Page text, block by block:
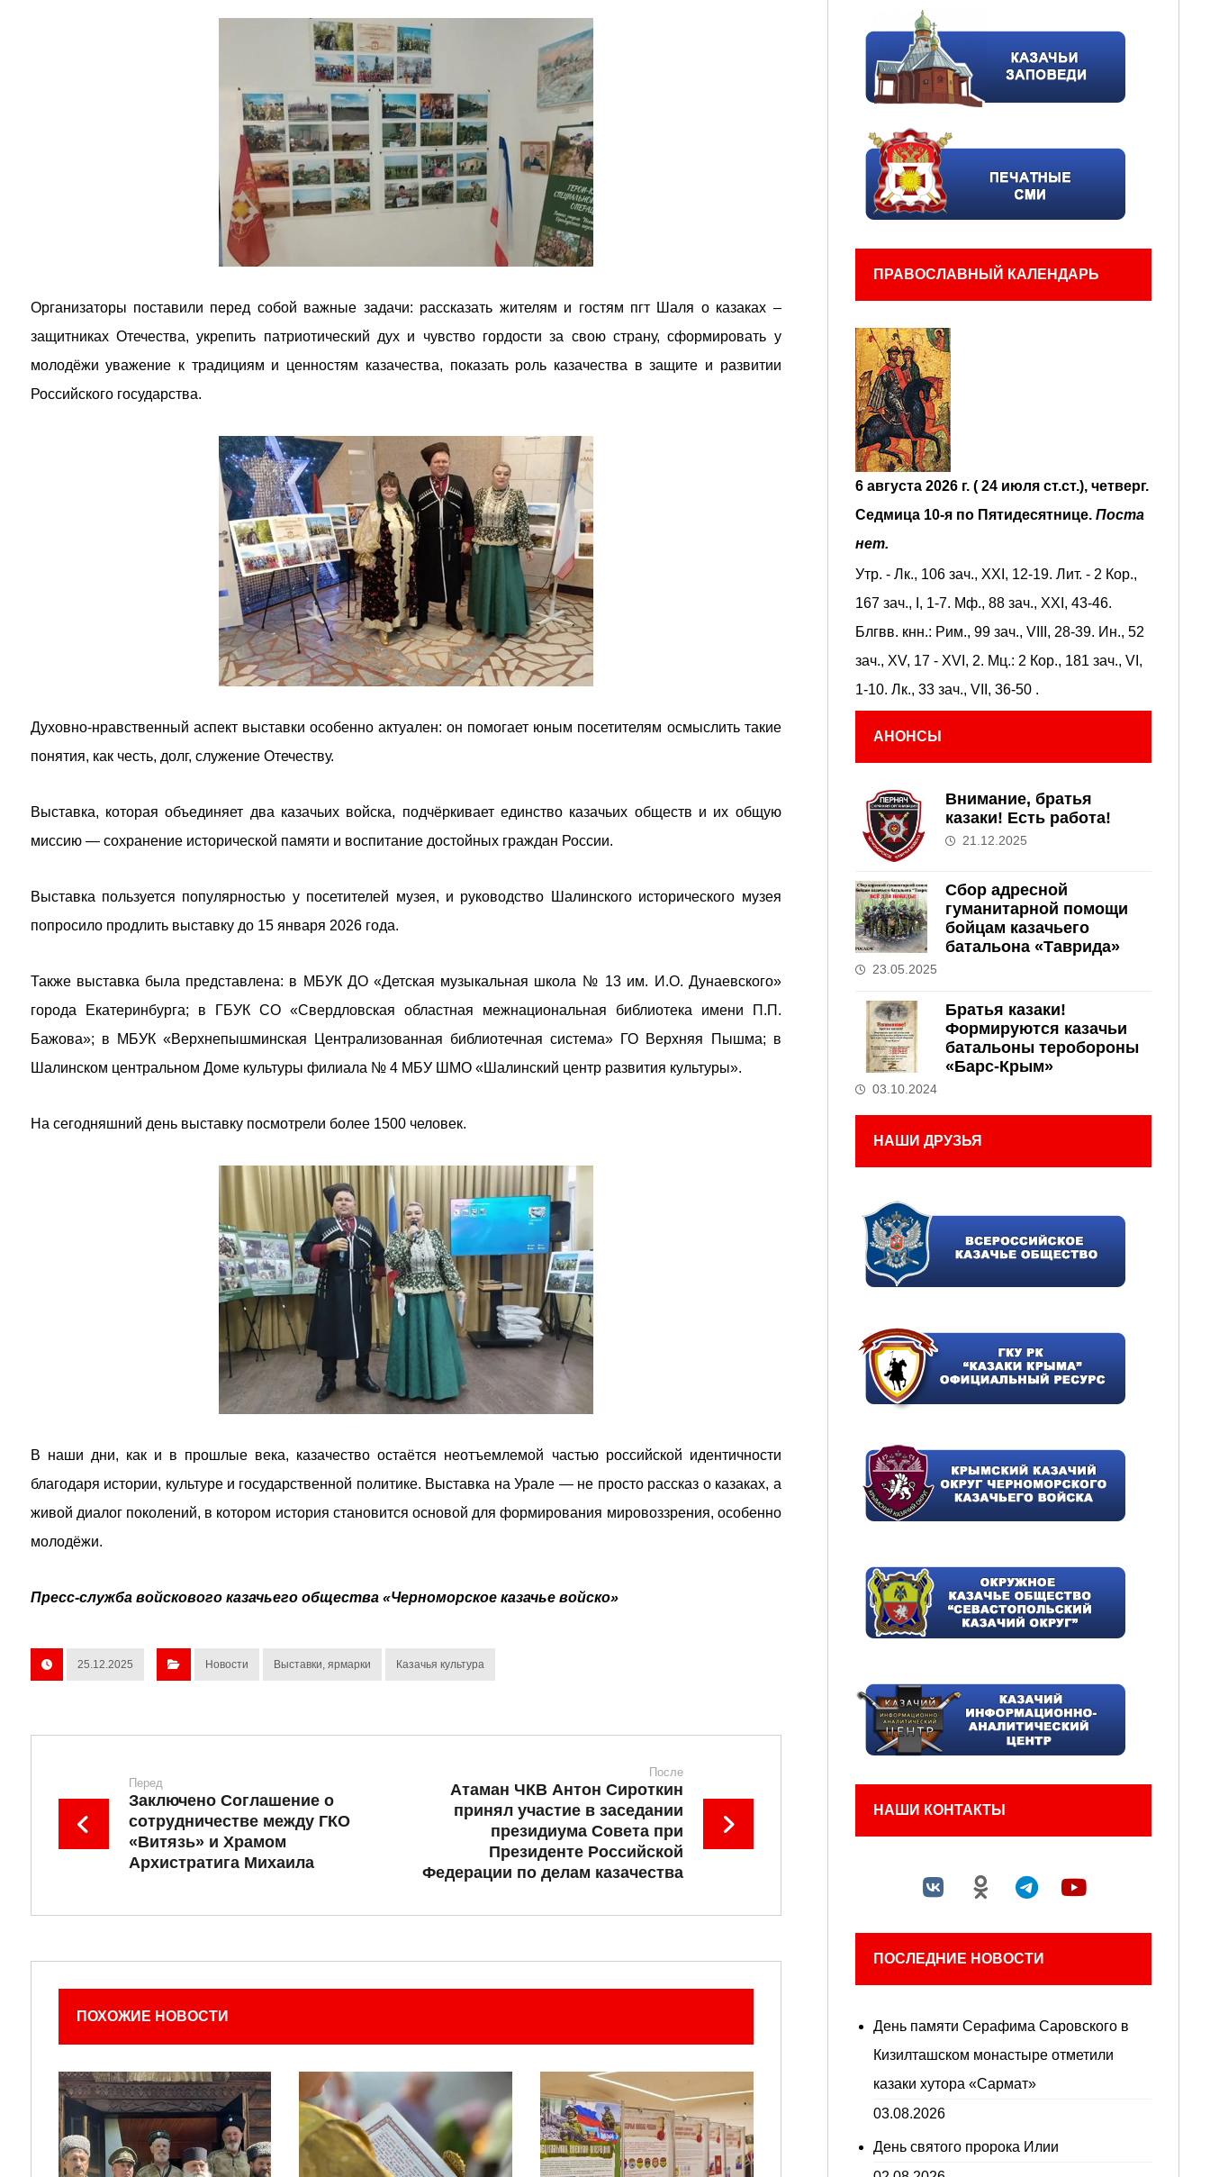
Организаторы поставили перед собой важные задачи: рассказать жителям и гостям пгт Шаля о казаках –
защитниках Отечества, укрепить патриотический дух и чувство гордости за свою страну, сформировать у
молодёжи уважение к традициям и ценностям казачества, показать роль казачества в защите и развитии
Российского государства.
Духовно-нравственный аспект выставки особенно актуален: он помогает юным посетителям осмыслить такие
понятия, как честь, долг, служение Отечеству.
Выставка, которая объединяет два казачьих войска, подчёркивает единство казачьих обществ и их общую
миссию — сохранение исторической памяти и воспитание достойных граждан России.
Выставка пользуется популярностью у посетителей музея, и руководство Шалинского исторического музея
попросило продлить выставку до 15 января 2026 года.
Также выставка была представлена: в МБУК ДО «Детская музыкальная школа № 13 им. И.О. Дунаевского»
города Екатеринбурга; в ГБУК СО «Свердловская областная межнациональная библиотека имени П.П.
Бажова»; в МБУК «Верхнепышминская Централизованная библиотечная система» ГО Верхняя Пышма; в
Шалинском центральном Доме культуры филиала № 4 МБУ ШМО «Шалинский центр развития культуры».
На сегодняшний день выставку посмотрели более 1500 человек.
В наши дни, как и в прошлые века, казачество остаётся неотъемлемой частью российской идентичности
благодаря истории, культуре и государственной политике. Выставка на Урале — не просто рассказ о казаках, а
живой диалог поколений, в котором история становится основой для формирования мировоззрения, особенно
молодёжи.
Пресс-служба войскового казачьего общества «Черноморское казачье войско»
25.12.2025 Новости Выставки, ярмарки Казачья культура
Перед
Заключено Соглашение о
сотрудничестве между ГКО
«Витязь» и Храмом
Архистратига Михаила
После
Атаман ЧКВ Антон Сироткин
принял участие в заседании
президиума Совета при
Президенте Российской
Федерации по делам казачества
ПОХОЖИЕ НОВОСТИ
ПРАВОСЛАВНЫЙ КАЛЕНДАРЬ
6 августа 2026 г. ( 24 июля ст.ст.), четверг.
Седмица 10-я по Пятидесятнице. Поста
нет.
Утр. - Лк., 106 зач., XXI, 12-19. Лит. - 2 Кор.,
167 зач., I, 1-7. Мф., 88 зач., XXI, 43-46.
Блгвв. кнн.: Рим., 99 зач., VIII, 28-39. Ин., 52
зач., XV, 17 - XVI, 2. Мц.: 2 Кор., 181 зач., VI,
1-10. Лк., 33 зач., VII, 36-50 .
АНОНСЫ
Внимание, братья
казаки! Есть работа!
21.12.2025
Сбор адресной
гуманитарной помощи
бойцам казачьего
батальона «Таврида»
23.05.2025
Братья казаки!
Формируются казачьи
батальоны теробороны
«Барс-Крым»
03.10.2024
НАШИ ДРУЗЬЯ
НАШИ КОНТАКТЫ
ПОСЛЕДНИЕ НОВОСТИ
День памяти Серафима Саровского в
Кизилташском монастыре отметили
казаки хутора «Сармат»
03.08.2026
День святого пророка Илии